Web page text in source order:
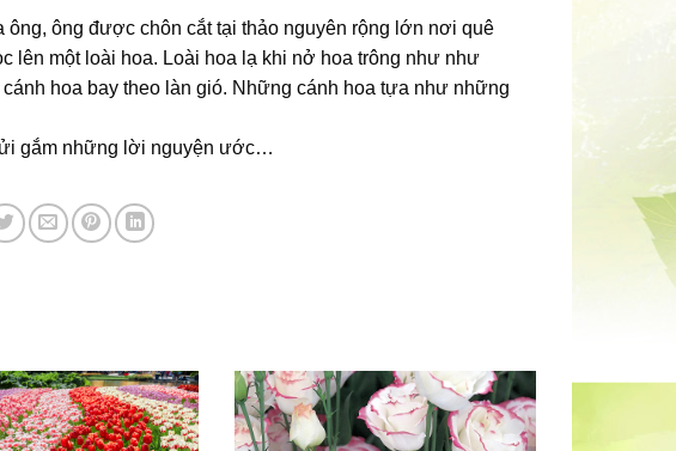
ông, ông được chôn cắt tại thảo nguyên rộng lớn nơi quê
lên một loài hoa. Loài hoa lạ khi nở hoa trông như như
hoa bay theo làn gió. Những cánh hoa tựa như những
gắm những lời nguyện ước…